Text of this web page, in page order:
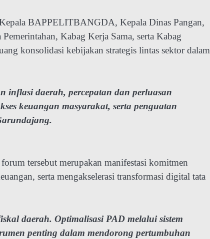
BAPPELITBANGDA, Kepala Dinas Pangan,
Kabag Kerja Sama, serta Kabag
konsolidasi kebijakan strategis lintas sektor dalam
inflasi daerah, percepatan dan perluasan
keuangan masyarakat, serta penguatan
tersebut merupakan manifestasi komitmen
serta mengakselerasi transformasi digital tata
daerah. Optimalisasi PAD melalui sistem
penting dalam mendorong pertumbuhan